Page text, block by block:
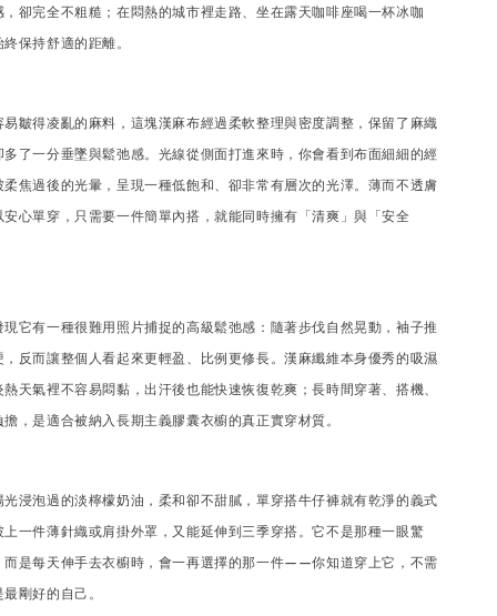
卻完全不粗糙；在悶熱的城市裡走路、坐在露天咖啡座喝一杯冰咖
保持舒適的距離。
皺得凌亂的麻料，這塊漢麻布經過柔軟整理與密度調整，保留了麻織
了一分垂墜與鬆弛感。光線從側面打進來時，你會看到布面細細的經
焦過後的光暈，呈現一種低飽和、卻非常有層次的光澤。薄而不透膚
心單穿，只需要一件簡單內搭，就能同時擁有「清爽」與「安全
現它有一種很難用照片捕捉的高級鬆弛感：隨著步伐自然晃動，袖子推
，反而讓整個人看起來更輕盈、比例更修長。漢麻纖維本身優秀的吸濕
天氣裡不容易悶黏，出汗後也能快速恢復乾爽；長時間穿著、搭機、
，是適合被納入長期主義膠囊衣櫥的真正實穿材質。
浸泡過的淡檸檬奶油，柔和卻不甜膩，單穿搭牛仔褲就有乾淨的義式
上一件薄針織或肩掛外罩，又能延伸到三季穿搭。它不是那種一眼驚
而是每天伸手去衣櫥時，會一再選擇的那一件——你知道穿上它，不需
剛好的自己。